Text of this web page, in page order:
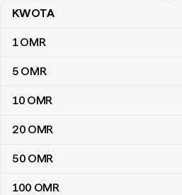
Tabela przeliczeń riala omańskiego
KWOTA
1OMR
5 OMR
10 OMR
20 OMR
50 OMR
100 OMR